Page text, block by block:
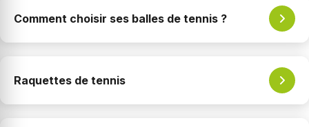
Comment choisir ses balles de tennis ?
Raquettes de tennis